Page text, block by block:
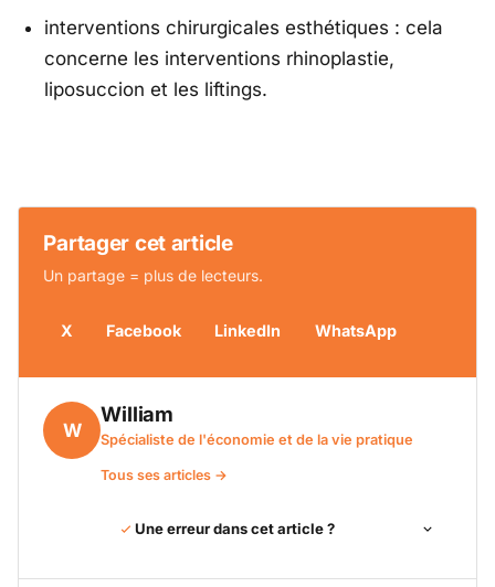
interventions chirurgicales esthétiques : cela
concerne les interventions rhinoplastie,
liposuccion et les liftings.
Partager cet article
Un partage = plus de lecteurs.
X Facebook LinkedIn WhatsApp
W
William
Spécialiste de l'économie et de la vie pratique
Tous ses articles →
Une erreur dans cet article ?